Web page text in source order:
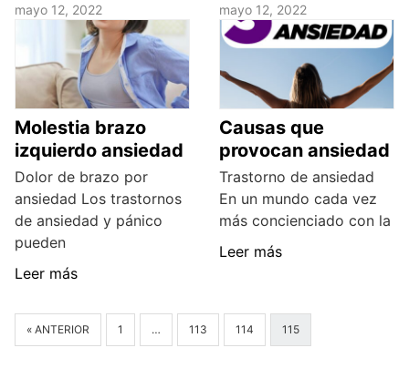
mayo 12, 2022
Molestia brazo
izquierdo ansiedad
Dolor de brazo por
ansiedad Los trastornos
de ansiedad y pánico
pueden
Leer más
mayo 12, 2022
Causas que
provocan ansiedad
Trastorno de ansiedad
En un mundo cada vez
más concienciado con la
Leer más
« ANTERIOR 1 … 113 114 115